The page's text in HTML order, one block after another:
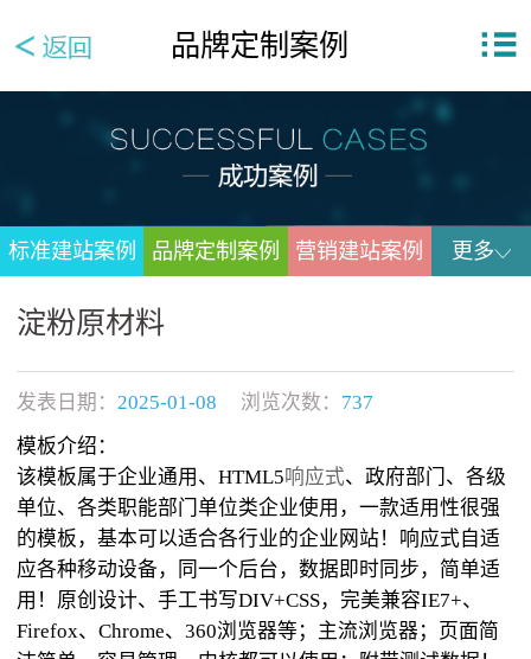
品牌定制案例
标准建站案例 品牌定制案例 营销建站案例 更多
淀粉原材料
发表日期： 2025-01-08 浏览次数： 737
模板介绍：
该模板属于企业通用、HTML5响应式、政府部门、各级
单位、各类职能部门单位类企业使用，一款适用性很强
的模板，基本可以适合各行业的企业网站！响应式自适
应各种移动设备，同一个后台，数据即时同步，简单适
用！原创设计、手工书写DIV+CSS，完美兼容IE7+、
Firefox、Chrome、360浏览器等；主流浏览器；页面简